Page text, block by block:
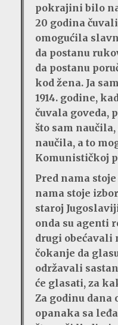
pokrajini bilo
20 godina
omogućila
da postanu
da postanu
kod žena. Ja
1914. godine,
čuvala goveda,
što sam
naučila, a to
Komunističkoj
Pred nama
nama stoje
staroj
onda su agenti
drugi obećavali
čokanje da
održavali
će glasati, za
Za godinu dana
opanaka sa